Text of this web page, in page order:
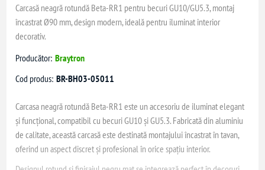
Carcasă neagră rotundă Beta-RR1 pentru becuri GU10/GU5.3, montaj
încastrat Ø90 mm, design modern, ideală pentru iluminat interior
decorativ.
Producător: Braytron
Cod produs: BR-BH03-05011
Carcasa neagră rotundă Beta-RR1 este un accesoriu de iluminat elegant
și funcțional, compatibil cu becuri GU10 și GU5.3. Fabricată din aluminiu
de calitate, această carcasă este destinată montajului încastrat în tavan,
oferind un aspect discret și profesional în orice spațiu interior.